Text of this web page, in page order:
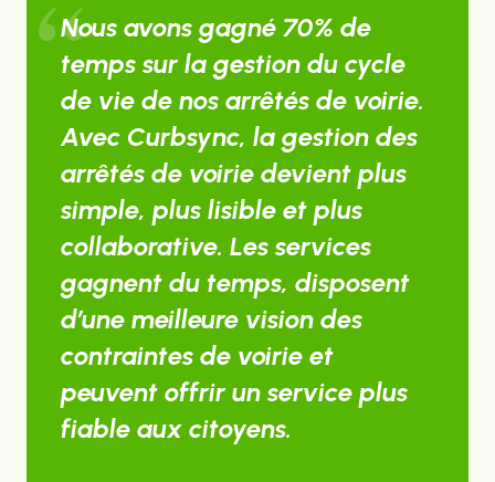
Nous avons gagné 70% de
temps sur la gestion du cycle
de vie de nos arrêtés de voirie.
Avec Curbsync, la gestion des
arrêtés de voirie devient plus
simple, plus lisible et plus
collaborative. Les services
gagnent du temps, disposent
d’une meilleure vision des
contraintes de voirie et
peuvent offrir un service plus
fiable aux citoyens.